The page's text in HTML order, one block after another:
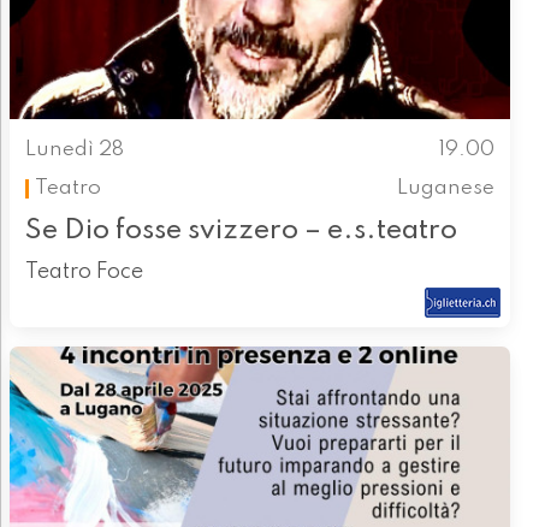
Lunedì 28
19.00
Teatro
Luganese
Se Dio fosse svizzero – e.s.teatro
Teatro Foce